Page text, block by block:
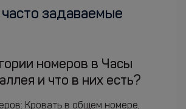
задаваемые
номеров в Часы
и что в них есть?
Кровать в общем номере,